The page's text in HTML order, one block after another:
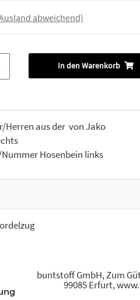
abweichend)
In den Warenkorb
Herren aus der von Jako
Hosenbein links
buntstoff GmbH, Zum
99085 Erfurt,